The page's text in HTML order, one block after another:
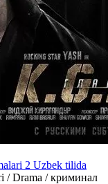
2 Uzbek tilida
/ Drama / криминал